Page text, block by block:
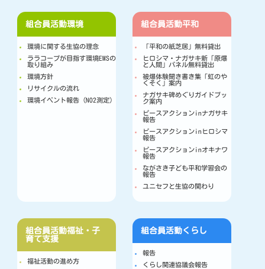
組合員活動環境
環境に関する生協の理念
ララコープが目指す環境EMSの
取り組み
環境方針
リサイクルの流れ
環境イベント報告（NO2測定）
組合員活動平和
「平和の紙芝居」無料貸出
ヒロシマ・ナガサキ新「原爆
と人間」パネル無料貸出
被爆体験聞き書き集「虹のや
くそく」案内
ナガサキ碑めぐりガイドブッ
ク案内
ピースアクションinナガサキ
報告
ピースアクションinヒロシマ
報告
ピースアクションinオキナワ
報告
ながさき子ども平和学習会の
報告
ユニセフと生協の関わり
組合員活動福祉・子
育て支援
福祉活動の進め方
組合員活動くらし
報告
くらし関連協議会報告